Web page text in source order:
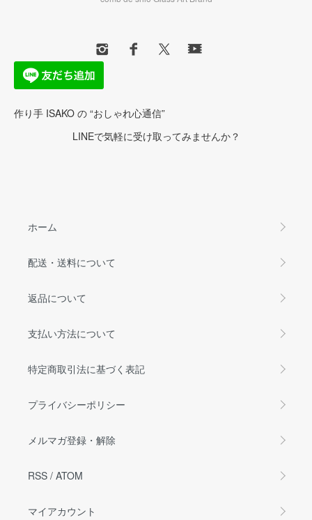
作り手 ISAKO の “おしゃれ心通信”
LINEで気軽に受け取ってみませんか？
ホーム
配送・送料について
返品について
支払い方法について
特定商取引法に基づく表記
プライバシーポリシー
メルマガ登録・解除
RSS / ATOM
マイアカウント